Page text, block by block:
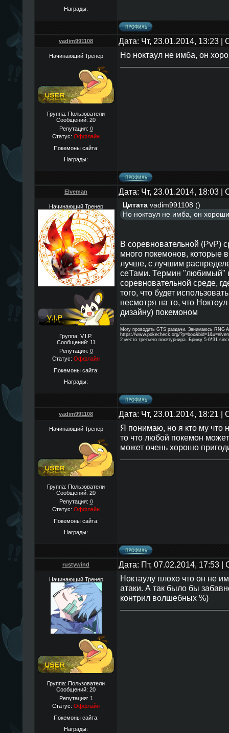
Награды:
vadim991108 Дата: Чт, 23.01.2014, 13:23
Начинающий Тренер
Группа: Пользователи
Сообщений: 20
Репутация: 0
Статус: Оффлайн
Покемоны сайта:
Награды:
Но ноктаул не имба, он
Elveman Дата: Чт, 23.01.2014, 18:03
Начинающий Тренер
Группа: V.I.P.
Сообщений: 11
Репутация: 0
Статус: Оффлайн
Покемоны сайта:
Награды:
Цитата vadim991108 ()
Но ноктаул не имба, он
В соревновательной (PvP)
много покемонов, которые
лучше, с лучшим
сеТами. Термин "любимый"
соревновательной среде,
того, что будет
несмотря на то, что
дизайну) покемоном
Могу проводить GTS раздачи. Занимаюсь RNG
https://www.pokecheck.org/
2 место третьего покетурнира. Брижу 5-6*31
vadim991108 Дата: Чт, 23.01.2014, 18:21
Начинающий Тренер
Группа: Пользователи
Сообщений: 20
Репутация: 0
Статус: Оффлайн
Покемоны сайта:
Награды:
Я понимаю, но я кто му что
то что любой покемон
может очень хорошо
rustywind Дата: Пт, 07.02.2014, 17:53
Начинающий Тренер
Группа: Пользователи
Сообщений: 20
Репутация: 1
Статус: Оффлайн
Покемоны сайта:
Награды:
Ноктаулу плохо что он не
атаки. А так было бы
контрил волшебных %)